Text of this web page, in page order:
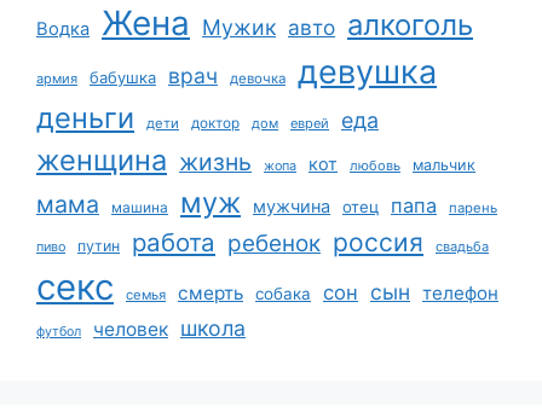
Водка Жена Мужик авто алкоголь
армия бабушка врач девочка девушка
деньги дети доктор дом еврей еда
женщина жизнь жопа кот любовь мальчик
мама машина муж мужчина отец папа парень
пиво путин работа ребенок россия свадьба
секс семья смерть собака сон сын телефон
футбол человек школа